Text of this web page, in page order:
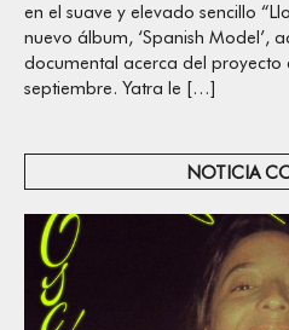
en el suave y elevado sencillo
nuevo álbum, ‘Spanish Model’,
documental acerca del proyecto
septiembre. Yatra le […]
NOTICIA